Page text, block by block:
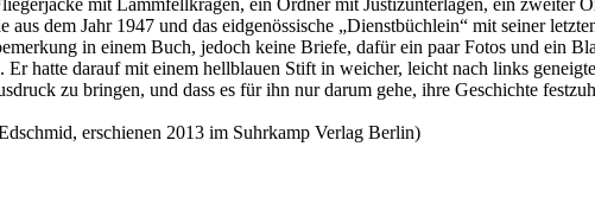
mit Lammfellkragen, ein Ordner mit Justizunterlagen, ein
aus dem Jahr 1947 und das eidgenössische „Dienstbüchlein“ mit seiner
in einem Buch, jedoch keine Briefe, dafür ein paar Fotos und ein
hatte darauf mit einem hellblauen Stift in weicher, leicht nach links
zu bringen, und dass es für ihn nur darum gehe, ihre Geschichte
erschienen 2013 im Suhrkamp Verlag Berlin)